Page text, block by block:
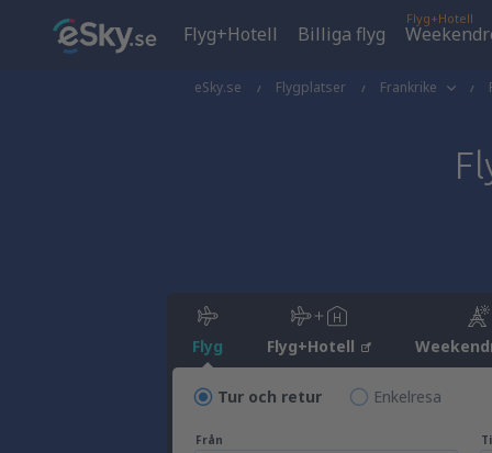
Flyg+Hotell Billiga flyg
Flyg+Hotell
eSky.se Flygplatser Frankrike
Flyg Flyg+Hotell
Tur och retur Enkelresa
Från